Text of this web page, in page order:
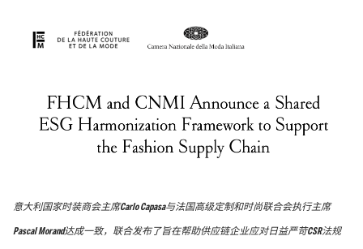
意大利国家时装商会主席Carlo Capasa与法国高级定制和时尚联合会执行主席
Pascal Morand达成一致，联合发布了旨在帮助供应链企业应对日益严苛CSR法规